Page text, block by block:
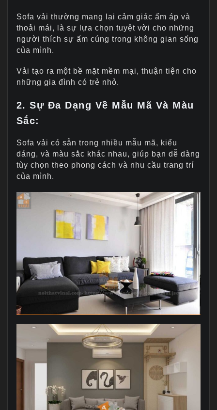
Sofa vải thường mang lại cảm giác ấm áp và
thoải mái, là sự lựa chọn tuyệt vời cho những
người thích sự ấm cúng trong không gian sống
của mình.
Vải tạo ra một bề mặt mềm mại, thuận tiện cho
những gia đình có trẻ nhỏ.
2. Sự Đa Dạng Về Mẫu Mã Và Màu
Sắc:
Sofa vải có sẵn trong nhiều mẫu mã, kiểu
dáng, và màu sắc khác nhau, giúp bạn dễ dàng
tùy chọn theo phong cách và nhu cầu trang trí
của mình.